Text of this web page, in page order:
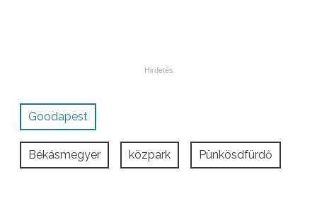
Goodapest
Békásmegyer közpark Pünkösdfürdő